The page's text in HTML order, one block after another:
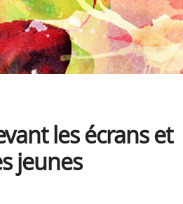
les écrans et
jeunes